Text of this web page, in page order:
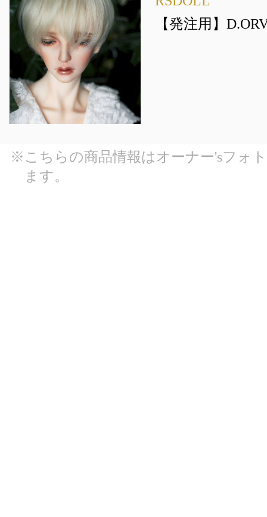
【発注用】
※こちらの商品情報はオーナー'sフォ
ます。